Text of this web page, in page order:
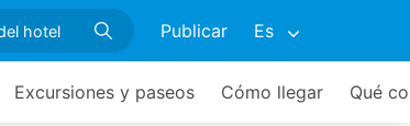
Publicar Es
Excursiones y paseos Cómo llegar Qué